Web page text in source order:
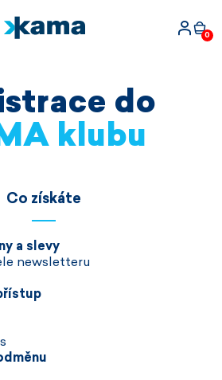
0
do
klubu
Co získáte
a slevy
newsletteru